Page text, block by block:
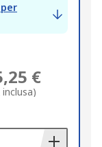
€
inclusa)